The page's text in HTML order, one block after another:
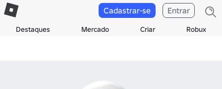
Destaques Mercado Criar Robux
Cadastrar-se Entrar